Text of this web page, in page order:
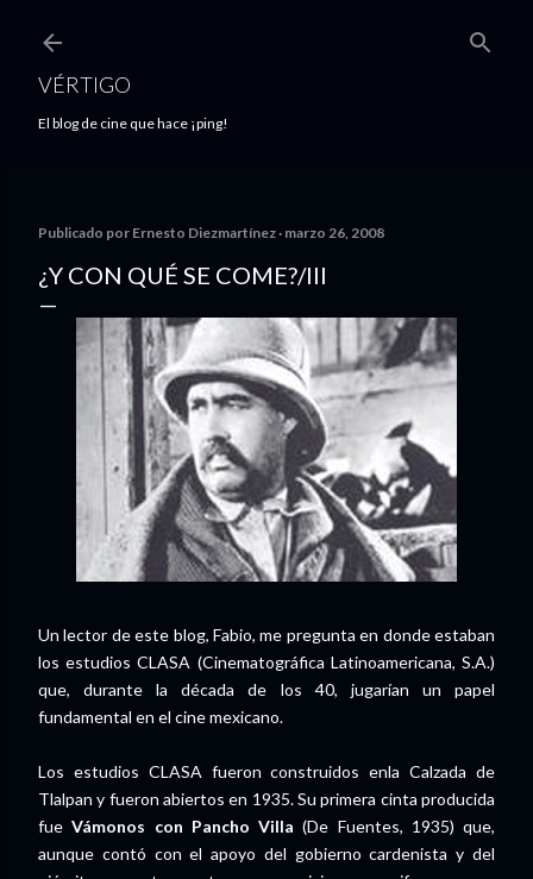
VÉRTIGO
El blog de cine que hace ¡ping!
Publicado por Ernesto Diezmartínez marzo 26, 2008
¿Y CON QUÉ SE COME?/III
Un lector de este blog, Fabio, me pregunta en donde estaban
los estudios CLASA (Cinematográfica Latinoamericana, S.A.)
que, durante la década de los 40, jugarían un papel
fundamental en el cine mexicano.
Los estudios CLASA fueron construidos enla Calzada de
Tlalpan y fueron abiertos en 1935. Su primera cinta producida
fueVámonos con Pancho Villa (De Fuentes, 1935) que,
aunque contó con el apoyo del gobierno cardenista y del